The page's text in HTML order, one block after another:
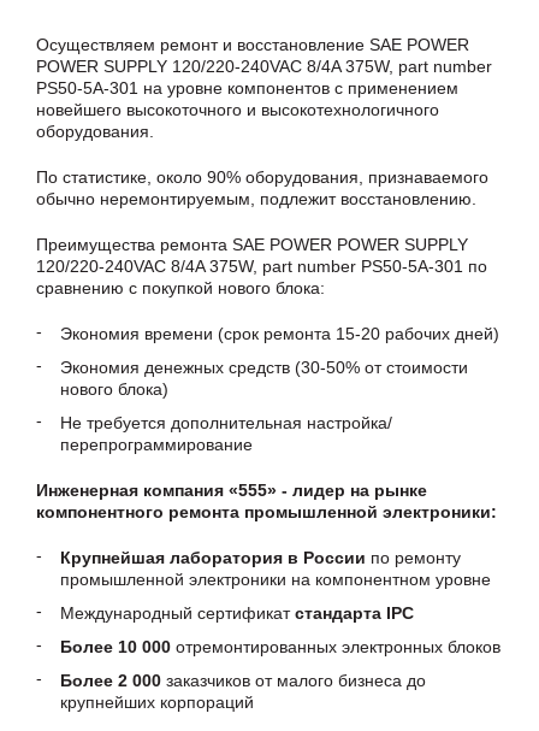
Осуществляем ремонт и восстановление SAE POWER
POWER SUPPLY 120/220-240VAC 8/4A 375W, part number
PS50-5A-301 на уровне компонентов с применением
новейшего высокоточного и высокотехнологичного
оборудования.
По статистике, около 90% оборудования, признаваемого
обычно неремонтируемым, подлежит восстановлению.
Преимущества ремонта SAE POWER POWER SUPPLY
120/220-240VAC 8/4A 375W, part number PS50-5A-301 по
сравнению с покупкой нового блока:
Экономия времени (срок ремонта 15-20 рабочих дней)
Экономия денежных средств (30-50% от стоимости
нового блока)
Не требуется дополнительная настройка/
перепрограммирование
Инженерная компания «555» - лидер на рынке
компонентного ремонта промышленной электроники:
Крупнейшая лаборатория в России по ремонту
промышленной электроники на компонентном уровне
Международный сертификатстандарта IPC
Более 10 000 отремонтированных электронных блоков
Более 2 000 заказчиков от малого бизнеса до
крупнейших корпораций